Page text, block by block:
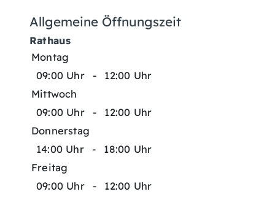
Allgemeine Öffnungszeit
Rathaus
Montag
09:00 Uhr
-
12:00 Uhr
Mittwoch
09:00 Uhr
-
12:00 Uhr
Donnerstag
14:00 Uhr
-
18:00 Uhr
Freitag
09:00 Uhr
- 12:00 Uhr